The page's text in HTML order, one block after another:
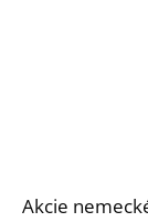
Akcie